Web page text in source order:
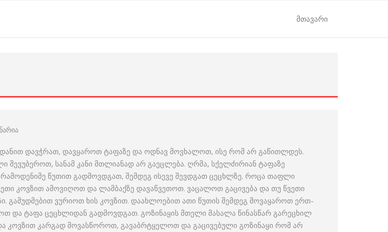
მთავარი
დავჭრათ, დავყაროთ ტაფაზე და ოდნავ მოვხალოთ, ისე რომ არ გაწითლდეს.
სანამ კანი მთლიანად არ გაეცლება. ღრმა, სქელძირიან ტაფაზე
წუთით გადმოვდგათ, შემდეგ ისევე შევდგათ ცეცხლზე. როცა თაფლი
კოვზით ამოვიღოთ და ლამბაქზე დავაწვეთოთ. ვაცალოთ გაცივება და თუ წვეთი
გამუდმებით ვურიოთ ხის კოვზით. დაახლოებით ათი წუთის შემდეგ მოვაყაროთ ერთ-
და ტაფა ცეცხლიდან გადმოვდგათ. გოზინაყის მთელი მასალა წინასწარ გარეცხილ
კოვზით კარგად მოვასწოროთ, გავაბრტყელოთ და გაცივებული გოზინაყი რომ არ